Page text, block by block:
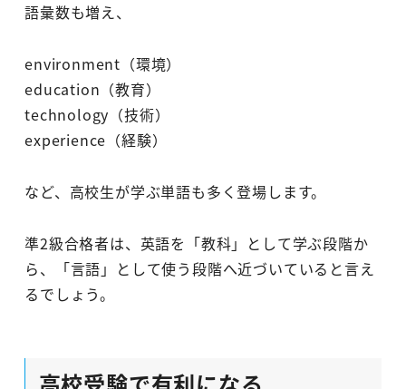
語彙数も増え、
environment（環境）
education（教育）
technology（技術）
experience（経験）
など、高校生が学ぶ単語も多く登場します。
準2級合格者は、英語を「教科」として学ぶ段階か
ら、「言語」として使う段階へ近づいていると言え
るでしょう。